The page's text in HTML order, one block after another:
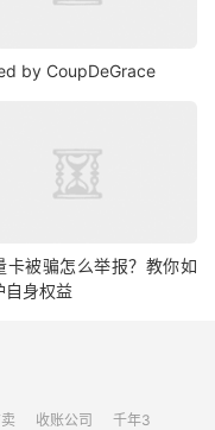
by CoupDeGrace
卡被骗怎么举报？教你如
自身权益
收账公司 千年3